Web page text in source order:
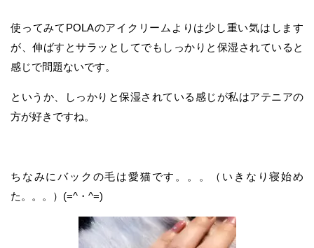
使ってみてPOLAのアイクリームよりは少し重い気はします
が、伸ばすとサラッとしてでもしっかりと保湿されていると
感じで問題ないです。
というか、しっかりと保湿されている感じが私はアテニアの
方が好きですね。
ちなみにバックの毛は愛猫です。。。（いきなり寝始め
た。。。）(=^・^=)